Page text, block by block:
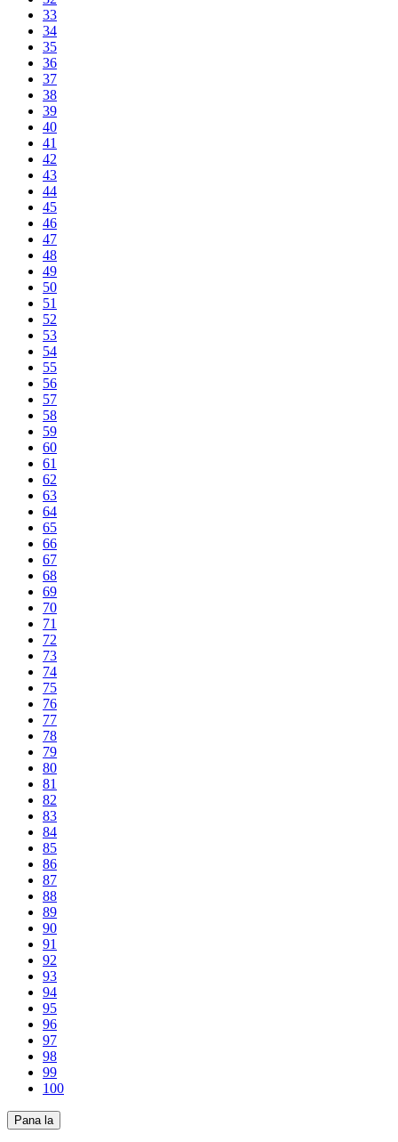
33
34
35
36
37
38
39
40
41
42
43
44
45
46
47
48
49
50
51
52
53
54
55
56
57
58
59
60
61
62
63
64
65
66
67
68
69
70
71
72
73
74
75
76
77
78
79
80
81
82
83
84
85
86
87
88
89
90
91
92
93
94
95
96
97
98
99
100
Pana la